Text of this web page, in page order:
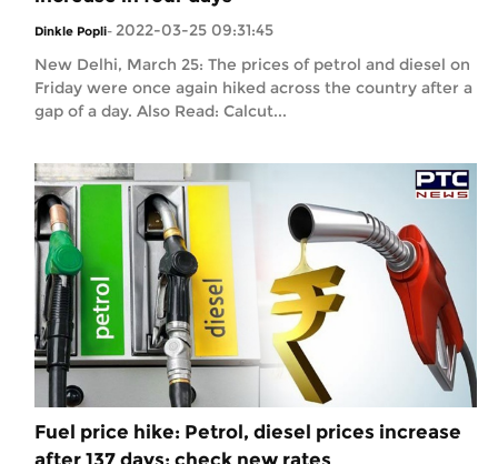
Dinkle Popli- 2022-03-25 09:31:45
New Delhi, March 25: The prices of petrol and diesel on
Friday were once again hiked across the country after a
gap of a day. Also Read: Calcut...
Fuel price hike: Petrol, diesel prices increase
after 137 days; check new rates